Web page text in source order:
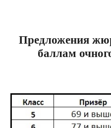
Предложения
баллам